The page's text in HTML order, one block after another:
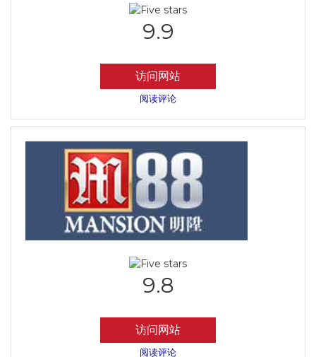
9.9
访问网站
阅读评论
9.8
访问网站
阅读评论